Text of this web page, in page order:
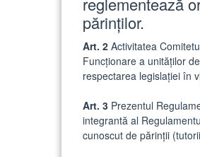
părinților.
Art. 2 Activitatea
Funcționare a unităților
respectarea legislației în
Art. 3 Prezentul
integrantă al
cunoscut de părinții